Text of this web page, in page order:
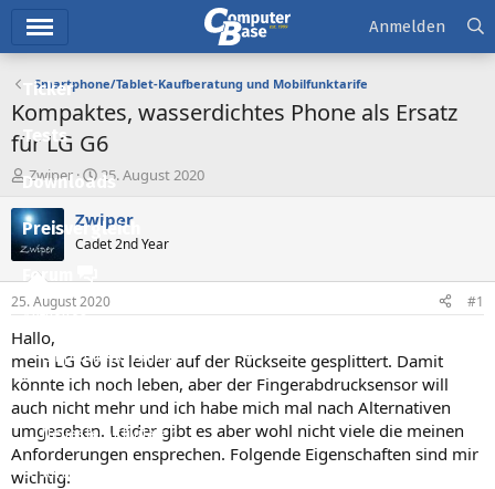
Ticker
Tests
Downloads
Preisvergleich
Forum
Aktuelles
Empfohlene Inhalte
Neue Beiträge
Neueste Aktivitäten
Leserartikel
Anmelden
Smartphone/Tablet-Kaufberatung und Mobilfunktarife
Kompaktes, wasserdichtes Phone als Ersatz
für LG G6
E
r
s
t
e
e
r
Zwiper
E
r
s
e
l
t
m
25. August 2020
Zwiper
Cadet 2nd Year
25. August 2020 #1
Hallo,
mein LG G6 ist leider auf der Rückseite gesplittert. Damit
könnte ich noch leben, aber der Fingerabdrucksensor will
auch nicht mehr und ich habe mich mal nach Alternativen
umgesehen. Leider gibt es aber wohl nicht viele die meinen
Anforderungen ensprechen. Folgende Eigenschaften sind mir
wichtig: